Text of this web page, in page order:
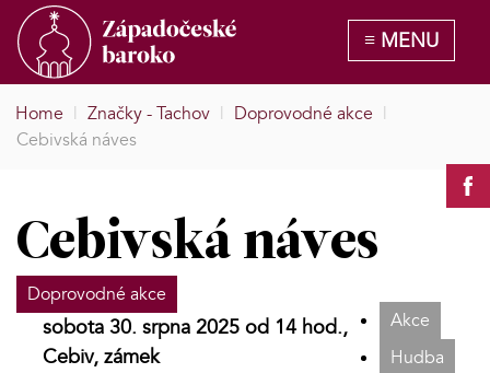
Home | Značky - Tachov | Doprovodné akce |
Cebivská náves
Cebivská náves
Doprovodné akce
Akce
Hudba
sobota 30. srpna 2025 od 14 hod.,
Cebiv, zámek